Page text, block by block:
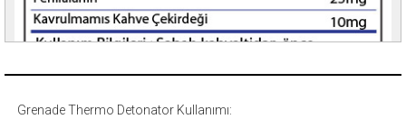
Grenade Thermo Detonator Kullanımı: